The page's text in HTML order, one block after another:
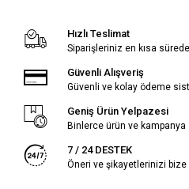
Hızlı Teslimat
Siparişleriniz en kısa
Güvenli Alışveriş
Güvenli ve kolay ödeme
Geniş Ürün Yelpazesi
Binlerce ürün ve
7 / 24 DESTEK
Öneri ve şikayetlerinizi